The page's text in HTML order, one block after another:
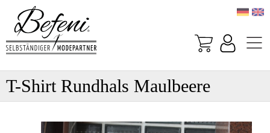
T-Shirt Rundhals Maulbeere